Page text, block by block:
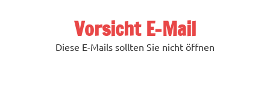
Vorsicht E-Mail
Diese E-Mails sollten Sie nicht öffnen